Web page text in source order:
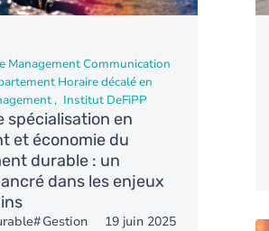
Management Communication
Horaire décalé en
Institut DeFiPP
spécialisation en
et économie du
durable : un
dans les enjeux
Gestion 19 juin 2025